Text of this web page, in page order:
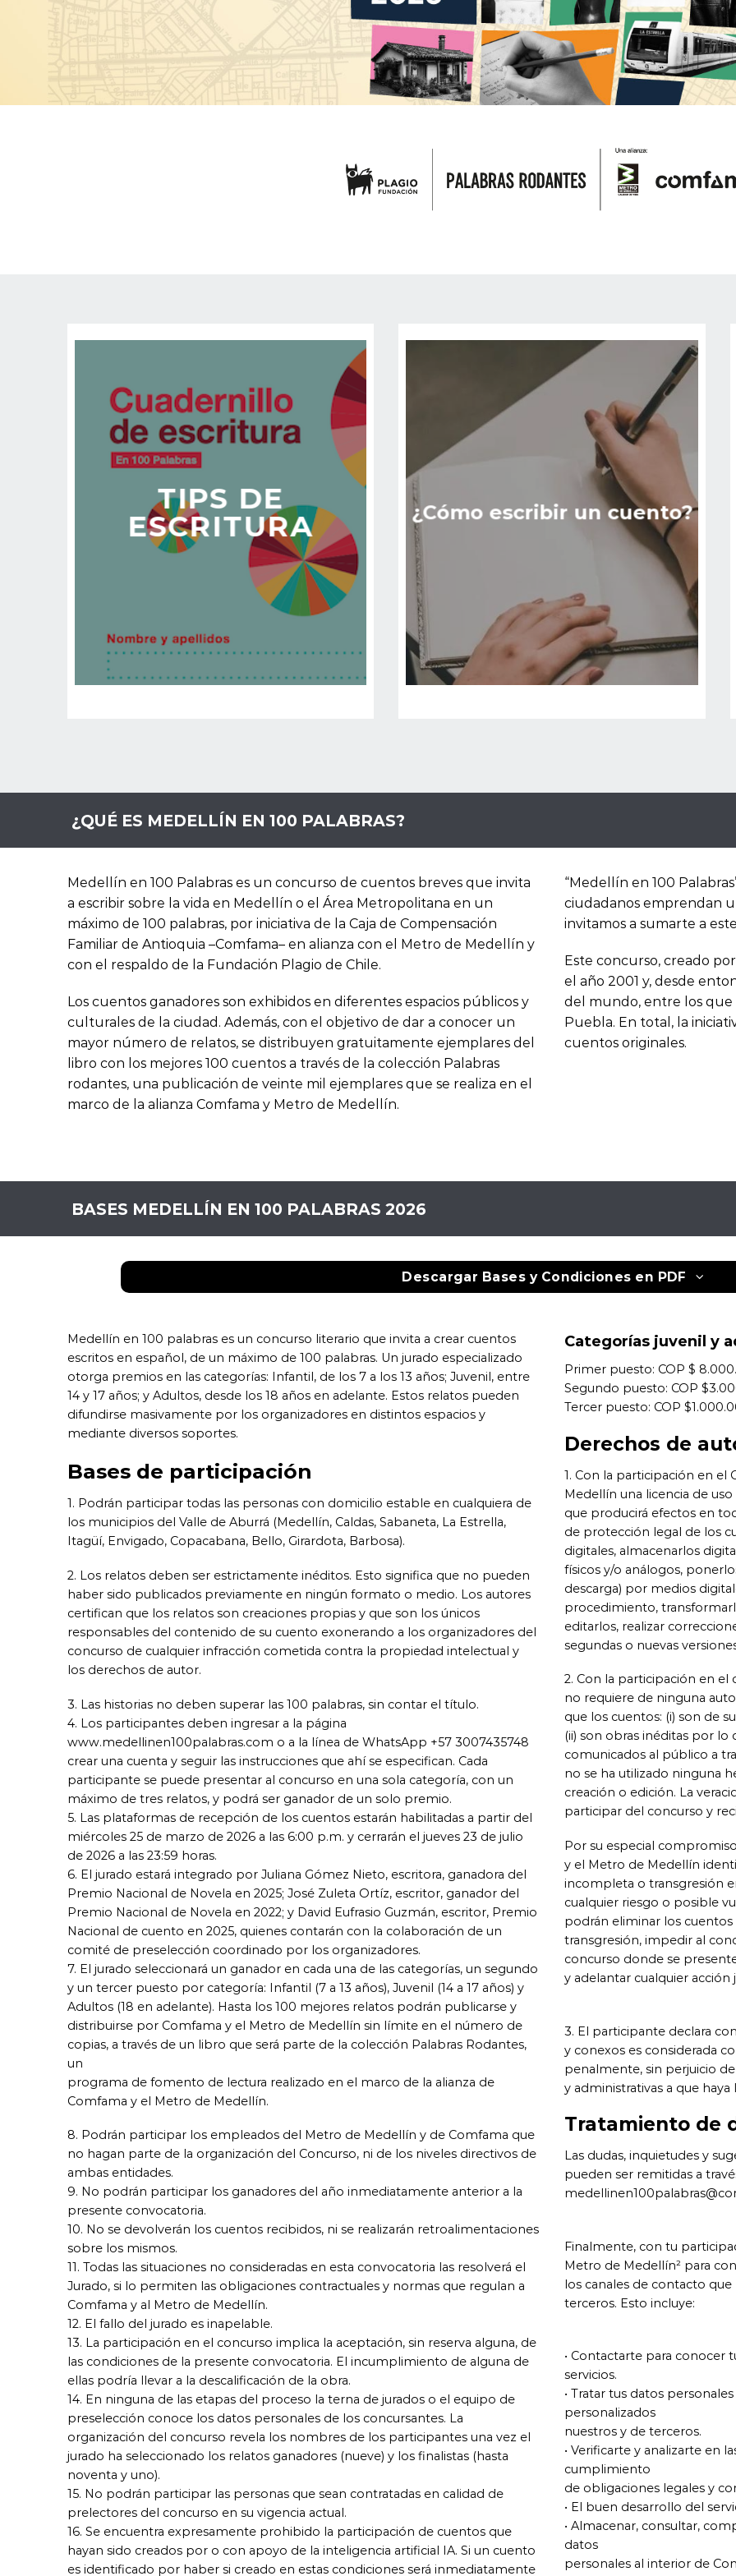
TIPS DE
ESCRITURA ¿Cómo escribir un cuento?
¿QUÉ ES MEDELLÍN EN 100 PALABRAS?
Medellín en 100 Palabras es un concurso de cuentos breves que invita
a escribir sobre la vida en Medellín o el Área Metropolitana en un
máximo de 100 palabras, por iniciativa de la Caja de Compensación
Familiar de Antioquia –Comfama– en alianza con el Metro de Medellín y
con el respaldo de la Fundación Plagio de Chile.
Los cuentos ganadores son exhibidos en diferentes espacios públicos y
culturales de la ciudad. Además, con el objetivo de dar a conocer un
mayor número de relatos, se distribuyen gratuitamente ejemplares del
libro con los mejores 100 cuentos a través de la colección Palabras
rodantes, una publicación de veinte mil ejemplares que se realiza en el
marco de la alianza Comfama y Metro de Medellín.
“Medellín en 100
ciudadanos emprendan
invitamos a sumarte a
Este concurso, creado
el año 2001 y, desde
del mundo, entre los que
Puebla. En total, la
cuentos originales.
BASES MEDELLÍN EN 100 PALABRAS 2026
Descargar Bases y Condiciones en PDF
Medellín en 100 palabras es un concurso literario que invita a crear cuentos
escritos en español, de un máximo de 100 palabras. Un jurado especializado
otorga premios en las categorías: Infantil, de los 7 a los 13 años; Juvenil, entre
14 y 17 años; y Adultos, desde los 18 años en adelante. Estos relatos pueden
difundirse masivamente por los organizadores en distintos espacios y
mediante diversos soportes.
Bases de participación
1. Podrán participar todas las personas con domicilio estable en cualquiera de
los municipios del Valle de Aburrá (Medellín, Caldas, Sabaneta, La Estrella,
Itagüí, Envigado, Copacabana, Bello, Girardota, Barbosa).
2. Los relatos deben ser estrictamente inéditos. Esto significa que no pueden
haber sido publicados previamente en ningún formato o medio. Los autores
certifican que los relatos son creaciones propias y que son los únicos
responsables del contenido de su cuento exonerando a los organizadores del
concurso de cualquier infracción cometida contra la propiedad intelectual y
los derechos de autor.
3. Las historias no deben superar las 100 palabras, sin contar el título.
4. Los participantes deben ingresar a la página
www.medellinen100palabras.com o a la línea de WhatsApp +57 3007435748
crear una cuenta y seguir las instrucciones que ahí se especifican. Cada
participante se puede presentar al concurso en una sola categoría, con un
máximo de tres relatos, y podrá ser ganador de un solo premio.
5. Las plataformas de recepción de los cuentos estarán habilitadas a partir del
miércoles 25 de marzo de 2026 a las 6:00 p.m. y cerrarán el jueves 23 de julio
de 2026 a las 23:59 horas.
6. El jurado estará integrado por Juliana Gómez Nieto, escritora, ganadora del
Premio Nacional de Novela en 2025; José Zuleta Ortíz, escritor, ganador del
Premio Nacional de Novela en 2022; y David Eufrasio Guzmán, escritor, Premio
Nacional de cuento en 2025, quienes contarán con la colaboración de un
comité de preselección coordinado por los organizadores.
7. El jurado seleccionará un ganador en cada una de las categorías, un segundo
y un tercer puesto por categoría: Infantil (7 a 13 años), Juvenil (14 a 17 años) y
Adultos (18 en adelante). Hasta los 100 mejores relatos podrán publicarse y
distribuirse por Comfama y el Metro de Medellín sin límite en el número de
copias, a través de un libro que será parte de la colección Palabras Rodantes,
un
programa de fomento de lectura realizado en el marco de la alianza de
Comfama y el Metro de Medellín.
8. Podrán participar los empleados del Metro de Medellín y de Comfama que
no hagan parte de la organización del Concurso, ni de los niveles directivos de
ambas entidades.
9. No podrán participar los ganadores del año inmediatamente anterior a la
presente convocatoria.
10. No se devolverán los cuentos recibidos, ni se realizarán retroalimentaciones
sobre los mismos.
11. Todas las situaciones no consideradas en esta convocatoria las resolverá el
Jurado, si lo permiten las obligaciones contractuales y normas que regulan a
Comfama y al Metro de Medellín.
12. El fallo del jurado es inapelable.
13. La participación en el concurso implica la aceptación, sin reserva alguna, de
las condiciones de la presente convocatoria. El incumplimiento de alguna de
ellas podría llevar a la descalificación de la obra.
14. En ninguna de las etapas del proceso la terna de jurados o el equipo de
preselección conoce los datos personales de los concursantes. La
organización del concurso revela los nombres de los participantes una vez el
jurado ha seleccionado los relatos ganadores (nueve) y los finalistas (hasta
noventa y uno).
15. No podrán participar las personas que sean contratadas en calidad de
prelectores del concurso en su vigencia actual.
16. Se encuentra expresamente prohibido la participación de cuentos que
hayan sido creados por o con apoyo de la inteligencia artificial IA. Si un cuento
es identificado por haber si creado en estas condiciones será inmediatamente
Categorías juvenil y
Primer puesto: COP $
Segundo puesto: COP
Tercer puesto: COP
Derechos de
1. Con la participación en el
Medellín una licencia de
que producirá efectos en
de protección legal de los
digitales, almacenarlos
físicos y/o análogos,
descarga) por medios
procedimiento,
editarlos, realizar
segundas o nuevas
2. Con la participación en el
no requiere de ninguna
que los cuentos: (i) son de
(ii) son obras inéditas por
comunicados al público a
no se ha utilizado ninguna
creación o edición. La
participar del concurso y
Por su especial
y el Metro de Medellín
incompleta o transgresión
cualquier riesgo o posible
podrán eliminar los
transgresión, impedir al
concurso donde se
y adelantar cualquier
3. El participante declara
y conexos es considerada
penalmente, sin perjuicio
y administrativas a que haya
Tratamiento de
Las dudas, inquietudes y
pueden ser remitidas a
Finalmente, con tu
Metro de Medellín² para
los canales de contacto
terceros. Esto incluye:
• Contactarte para conocer
servicios.
• Tratar tus datos
personalizados
nuestros y de terceros.
• Verificarte y analizarte en
cumplimiento
de obligaciones legales y
• El buen desarrollo del
• Almacenar, consultar,
datos
personales al interior de